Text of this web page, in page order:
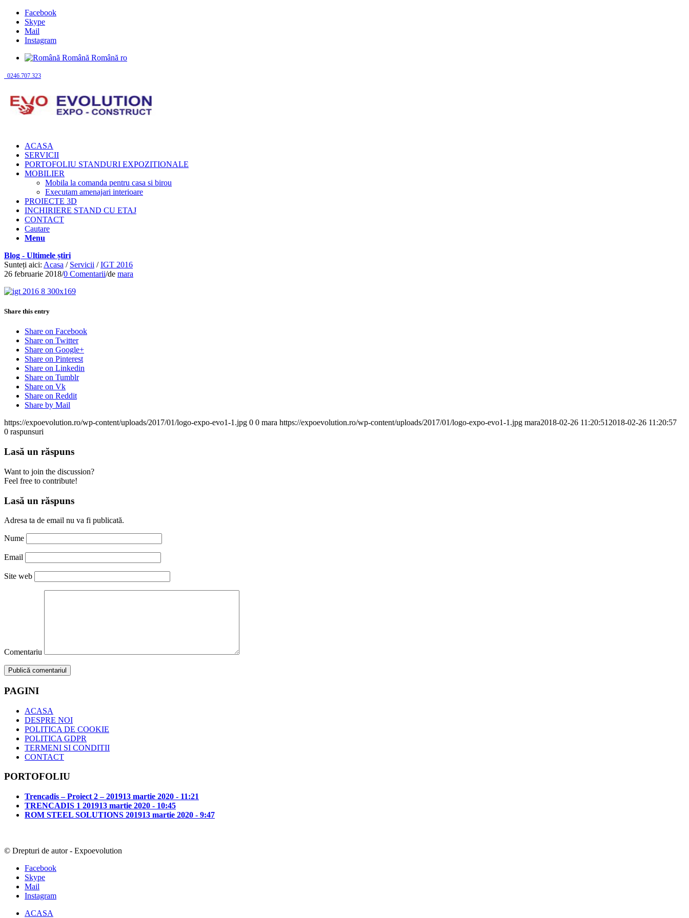
Facebook
Skype
Mail
Instagram
Română Română ro
0246.707.323
ACASA
SERVICII
PORTOFOLIU STANDURI EXPOZITIONALE
MOBILIER
Mobila la comanda pentru casa si birou
Executam amenajari interioare
PROIECTE 3D
INCHIRIERE STAND CU ETAJ
CONTACT
Cautare
Menu
Blog - Ultimele știri
Sunteți aici: Acasa / Servicii / IGT 2016
26 februarie 2018/0 Comentarii/de mara
Share this entry
Share on Facebook
Share on Twitter
Share on Google+
Share on Pinterest
Share on Linkedin
Share on Tumblr
Share on Vk
Share on Reddit
Share by Mail
https://expoevolution.ro/wp-content/uploads/2017/01/logo-expo-evo1-1.jpg 0 0 mara https://expoevolution.ro/wp-content/uploads/2017/01/logo-expo-evo1-1.jpg mara2018-02-26 11:20:51 2018-02-26 11:20:57
0 raspunsuri
Lasă un răspuns
Want to join the discussion?
Feel free to contribute!
Lasă un răspuns
Adresa ta de email nu va fi publicată.
Nume
Email
Site web
Comentariu
PAGINI
ACASA
DESPRE NOI
POLITICA DE COOKIE
POLITICA GDPR
TERMENI SI CONDITII
CONTACT
PORTOFOLIU
Trencadis – Proiect 2 – 201913 martie 2020 - 11:21
TRENCADIS 1 201913 martie 2020 - 10:45
ROM STEEL SOLUTIONS 201913 martie 2020 - 9:47
© Drepturi de autor - Expoevolution
Facebook
Skype
Mail
Instagram
ACASA